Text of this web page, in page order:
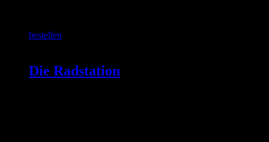
bestellen
Die Radstation